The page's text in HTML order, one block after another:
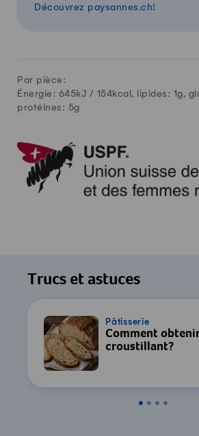
Découvrez paysannes.ch!
Par pièce:
Énergie: 645kJ / 154kcal, lipides: 1g,
protéines: 5g
Trucs et astuces
Pâtisserie
Comment
croustillant?